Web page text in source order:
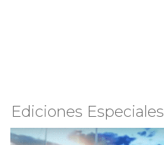
Ediciones Especiales